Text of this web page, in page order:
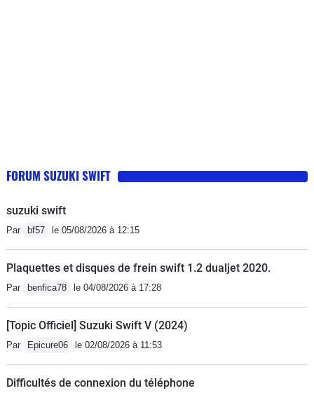
FORUM SUZUKI SWIFT
suzuki swift
Par bf57 le 05/08/2026 à 12:15
Plaquettes et disques de frein swift 1.2 dualjet 2020.
Par benfica78 le 04/08/2026 à 17:28
[Topic Officiel] Suzuki Swift V (2024)
Par Epicure06 le 02/08/2026 à 11:53
Difficultés de connexion du téléphone